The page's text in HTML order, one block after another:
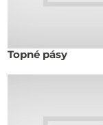
Topné pásy